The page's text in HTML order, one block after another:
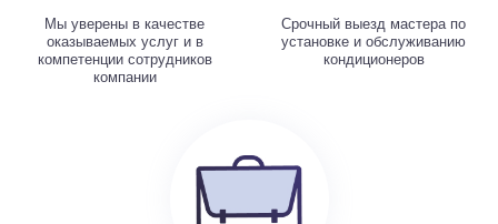
Мы уверены в качестве
оказываемых услуг и в
компетенции сотрудников
компании
Срочный выезд мастера по
установке и обслуживанию
кондиционеров